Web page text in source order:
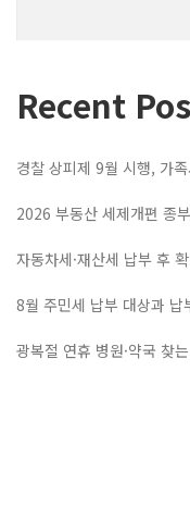
Recent
경찰 상피제 9월 시행, 가
2026 부동산 세제개편 종
자동차세·재산세 납부 후
8월 주민세 납부 대상과 납
광복절 연휴 병원·약국 찾